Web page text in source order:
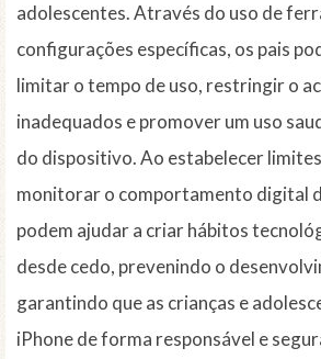
adolescentes. Através do uso de
configurações específicas, os pais
limitar o tempo de uso, restringir o
inadequados e promover um uso
do dispositivo. Ao estabelecer
monitorar o comportamento digital
podem ajudar a criar hábitos
desde cedo, prevenindo o
garantindo que as crianças e
iPhone de forma responsável e